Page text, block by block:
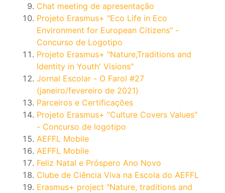
Chat meeting de apresentação
Projeto Erasmus+ "Eco Life in Eco
Environment for European Citizens" -
Concurso de Logotipo
Projeto Erasmus+ "Nature,Traditions and
Identity in Youth' Visions"
Jornal Escolar - O Farol #27
(janeiro/fevereiro de 2021)
Parceiros e Certificações
Projeto Erasmus+ "Culture Covers Values"
- Concurso de logotipo
AEFFL Mobile
AEFFL Mobile
Feliz Natal e Próspero Ano Novo
Clube de Ciência Viva na Escola do AEFFL
Erasmus+ project "Nature, traditions and